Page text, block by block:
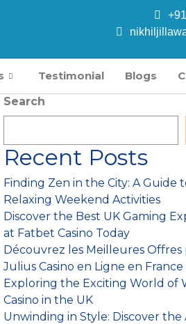
Testimonial Blogs
Search
Recent Posts
Finding Zen in the City: A Guide
Relaxing Weekend Activities
Discover the Best UK Gaming
at Fatbet Casino Today
Découvrez les Meilleures Offres
Julius Casino en Ligne en France
Exploring the Exciting World of
Casino in the UK
Unwinding in Style: Discover the